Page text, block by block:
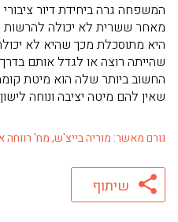
המשפחה גרה ביחידת דיור
מאחר ששרית לא יכולה
היא מתוסכלת מכך שהיא לא
שהייתה רוצה או לגדל אותם
החשוב ביותר שלה הוא מיטת
שאין להם מיטה יציבה ונוחה
גורם מאשר: מוריה בייצ'ש, מח' רווחה
שיתוף